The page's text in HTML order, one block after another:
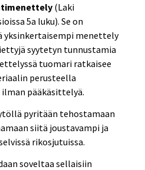
(Laki
5a luku). Se on
yksinkertaisempi menettely
syytetyn tunnustamia
tuomari ratkaisee
perusteella
ilman pääkäsittelyä.
pyritään tehostamaan
siitä joustavampi ja
rikosjutuissa.
soveltaa sellaisiin